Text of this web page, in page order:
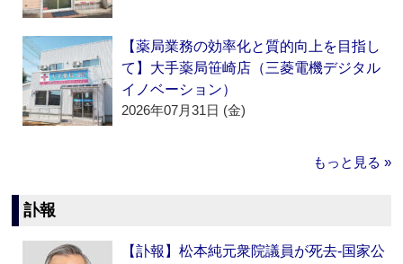
【薬局業務の効率化と質的向上を目指し
て】大手薬局笹崎店（三菱電機デジタル
イノベーション）
2026年07月31日 (金)
もっと見る »
訃報
【訃報】松本純元衆院議員が死去‐国家公